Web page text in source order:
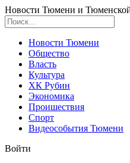
Новости Тюмени и Тюменской
Новости Тюмени
Общество
Власть
Культура
ХК Рубин
Экономика
Проишествия
Спорт
Видеособытия Тюмени
Войти